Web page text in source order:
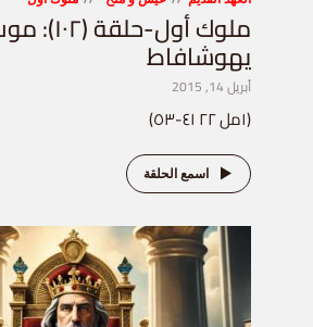
ملوك أول-حلقة
يهوشافاط
أبريل 14, 2015
(١مل ٢٢ ٤١-٥٣)
اسمع الحلقة